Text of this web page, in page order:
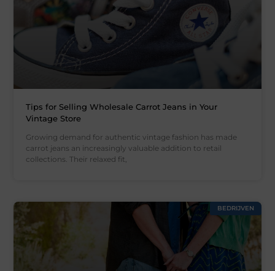
Tips for Selling Wholesale Carrot Jeans in Your
Vintage Store
Growing demand for authentic vintage fashion has made
carrot jeans an increasingly valuable addition to retail
collections. Their relaxed fit,
BEDRIJVEN